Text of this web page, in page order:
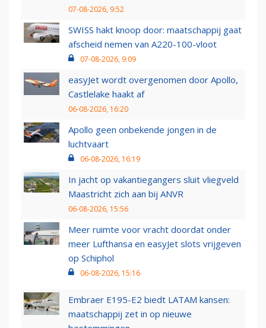
07-08-2026, 9:52
SWISS hakt knoop door: maatschappij gaat
afscheid nemen van A220-100-vloot
07-08-2026, 9:09
easyJet wordt overgenomen door Apollo,
Castlelake haakt af
06-08-2026, 16:20
Apollo geen onbekende jongen in de
luchtvaart
06-08-2026, 16:19
In jacht op vakantiegangers sluit vliegveld
Maastricht zich aan bij ANVR
06-08-2026, 15:56
Meer ruimte voor vracht doordat onder
meer Lufthansa en easyJet slots vrijgeven
op Schiphol
06-08-2026, 15:16
Embraer E195-E2 biedt LATAM kansen:
maatschappij zet in op nieuwe